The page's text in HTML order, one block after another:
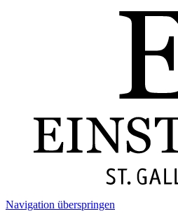
Navigation überspringen